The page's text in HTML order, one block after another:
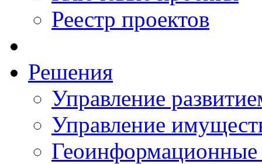
Реестр проектов
Решения
Управление
Управление